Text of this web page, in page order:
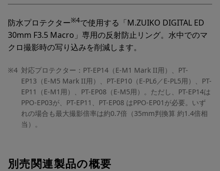
防水プロテクター※4で使用する「M.ZUIKO DIGITAL ED
30mm F3.5 Macro」専用の反射防止リング。水中でのマ
クロ撮影時の写り込みを削減します。
※4 対応プロテクター：PT-EP14（E-M1 Mark II用）、PT-
EP13（E-M5 Mark II用）、PT-EP10（E-PL6／E-PL5用）、PT-
EP11（E-M1用）、PT-EP08（E-M5用）。ただし、PT-EP14は
PPO-EP03が、PT-EP11、PT-EP08 はPPO-EP01が必要。いず
れの場合も最大撮影倍率は約0.7倍（35mm判換算 約1.4倍相
当）。
別売関連製品の概要